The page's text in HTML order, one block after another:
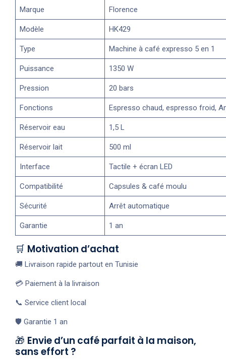
Marque Florence
Modèle HK429
Type Machine à café expresso 5 en 1
Puissance 1350 W
Pression 20 bars
Fonctions Espresso chaud, espresso froid,
Réservoir eau 1,5 L
Réservoir lait 500 ml
Interface Tactile + écran LED
Compatibilité Capsules & café moulu
Sécurité Arrêt automatique
Garantie 1 an
🛒 Motivation d’achat
🚚 Livraison rapide partout en Tunisie
💳 Paiement à la livraison
📞 Service client local
🛡️ Garantie 1 an
🎁 Envie d’un café parfait à la maison,
sans effort ?